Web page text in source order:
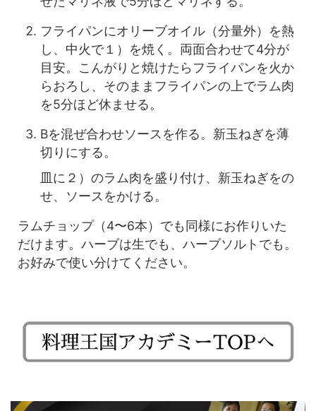
フライパンにオリーブオイル（分量外）を熱
し、中火で１）を焼く。両面合わせて4分が
目安。こんがりと焼けたらフライパンを火か
らおろし、そのままフライパンの上でラム肉
を5分ほど休ませる。
Bを混ぜ合わせソースを作る。新玉ねぎを薄
切りにする。
皿に２）のラム肉を盛り付け、新玉ねぎをの
せ、ソースをかける。
ラムチョップ（4〜6本）でも同様にお作りいた
だけます。 ハーブは生でも、ハーブソルトでも。
お好みで使い分けてください。